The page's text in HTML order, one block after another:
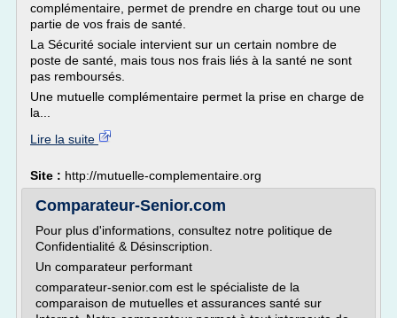
complémentaire, permet de prendre en charge tout ou une
partie de vos frais de santé.
La Sécurité sociale intervient sur un certain nombre de
poste de santé, mais tous nos frais liés à la santé ne sont
pas remboursés.
Une mutuelle complémentaire permet la prise en charge de
la...
Lire la suite
Site : http://mutuelle-complementaire.org
Comparateur-Senior.com
Pour plus d'informations, consultez notre politique de
Confidentialité & Désinscription.
Un comparateur performant
comparateur-senior.com est le spécialiste de la
comparaison de mutuelles et assurances santé sur